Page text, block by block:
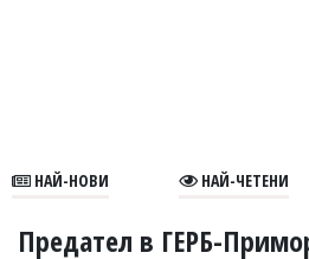
В
НАЙ-НОВИ НАЙ-ЧЕТЕНИ
Предател в ГЕРБ-